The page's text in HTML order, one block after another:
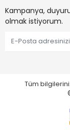
Kampanya,
olmak istiyorum.
Tüm